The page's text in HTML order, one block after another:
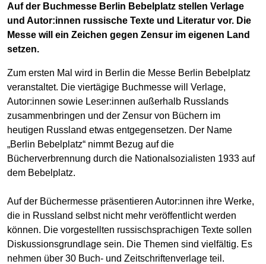
Auf der Buchmesse Berlin Bebelplatz stellen Verlage
und Autor:innen russische Texte und Literatur vor. Die
Messe will ein Zeichen gegen Zensur im eigenen Land
setzen.
Zum ersten Mal wird in Berlin die Messe Berlin Bebelplatz
veranstaltet. Die viertägige Buchmesse will Verlage,
Autor:innen sowie Leser:innen außerhalb Russlands
zusammenbringen und der Zensur von Büchern im
heutigen Russland etwas entgegensetzen. Der Name
„Berlin Bebelplatz“ nimmt Bezug auf die
Bücherverbrennung durch die Nationalsozialisten 1933 auf
dem Bebelplatz.
Auf der Büchermesse präsentieren Autor:innen ihre Werke,
die in Russland selbst nicht mehr veröffentlicht werden
können. Die vorgestellten russischsprachigen Texte sollen
Diskussionsgrundlage sein. Die Themen sind vielfältig. Es
nehmen über 30 Buch- und Zeitschriftenverlage teil.